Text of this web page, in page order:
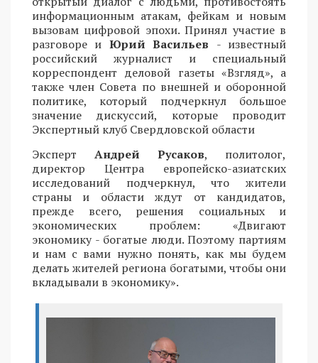
информационным атакам, фейкам и новым
вызовам цифровой эпохи. Принял участие в
разговоре и Юрий Васильев - известный
российский журналист и специальный
корреспондент деловой газеты «Взгляд», а
также член Совета по внешней и оборонной
политике, который подчеркнул большое
значение дискуссий, которые проводит
Экспертный клуб Свердловской области
Эксперт Андрей Русаков, политолог,
директор Центра европейско-азиатских
исследований подчеркнул, что жители
страны и области ждут от кандидатов,
прежде всего, решения социальных и
экономических проблем: «Двигают
экономику - богатые люди. Поэтому партиям
и нам с вами нужно понять, как мы будем
делать жителей региона богатыми, чтобы они
вкладывали в экономику».